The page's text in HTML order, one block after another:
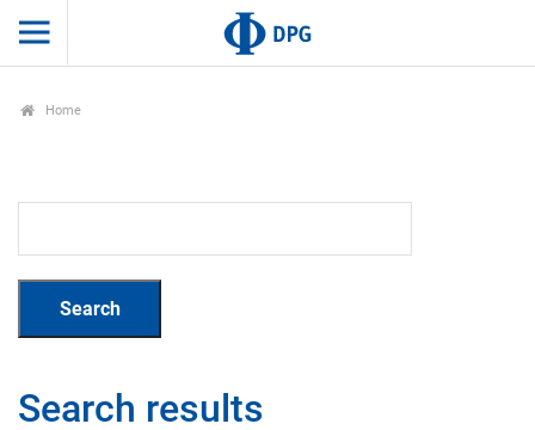
Home
Search results